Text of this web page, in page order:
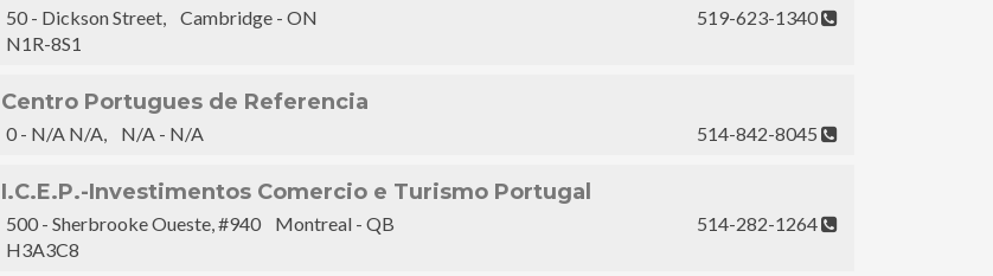
50 - Dickson Street, Cambridge - ON
N1R-8S1
519-623-1340
Centro Portugues de Referencia
0 - N/A N/A, N/A - N/A 514-842-8045
I.C.E.P.-Investimentos Comercio e Turismo Portugal
500 - Sherbrooke Oueste, #940 Montreal - QB
H3A3C8
514-282-1264